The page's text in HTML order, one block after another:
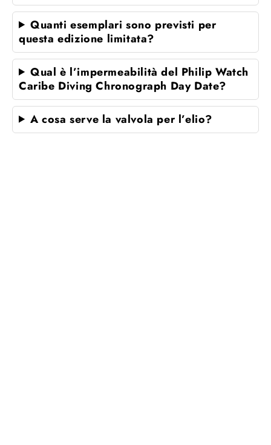
Quanti esemplari sono previsti per
questa edizione limitata?
Qual è l’impermeabilità del Philip Watch
Caribe Diving Chronograph Day Date?
A cosa serve la valvola per l’elio?